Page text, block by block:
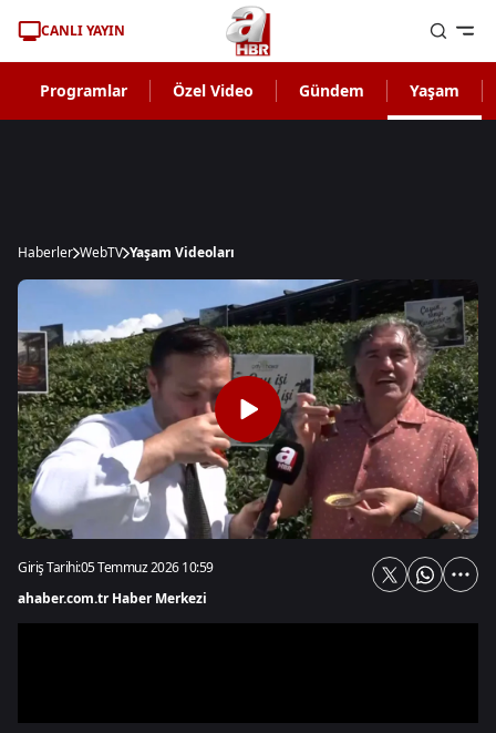
CANLI YAYIN
Programlar Özel Video Gündem Yaşam
Haberler WebTV Yaşam Videoları
Giriş Tarihi:05 Temmuz 2026 10:59
ahaber.com.tr Haber Merkezi